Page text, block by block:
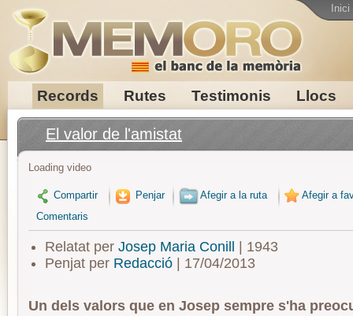
Records Rutes Testimonis Llocs
Inici
El valor de l'amistat
Loading video
Compartir Penjar Afegir a la ruta
Afegir a
Comentaris
Relatat per Josep Maria Conill
| 1943
Penjat per Redacció| 17/04/2013
Un dels valors que en Josep sempre s'ha